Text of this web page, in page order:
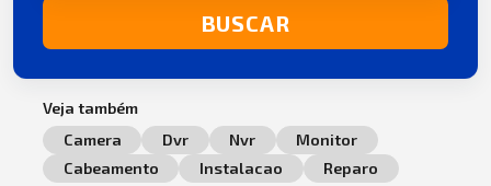
BUSCAR
Veja também
Camera
Dvr Nvr
Monitor
Cabeamento
Instalacao Reparo